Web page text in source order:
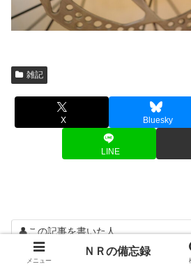
雑記
X Bluesky
LINE
👤この記事を書いた人
NR
自転車や山歩きを通
メニュー
ＮＲの備忘録